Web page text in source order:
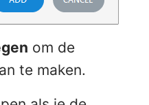
om de
te maken.